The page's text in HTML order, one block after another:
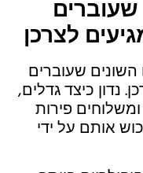
לצרכן
שעוברים
נדון כיצד גדלים,
פירות
אותם על ידי